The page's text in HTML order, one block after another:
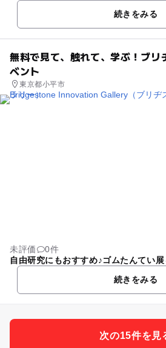
続きをみる
無料で見て、触れて、学ぶ！ブリ
ベント
東京都小平市
未評価
0件
自由研究にもおすすめ♪ゴムたんてい
続きをみる
次の15件を見